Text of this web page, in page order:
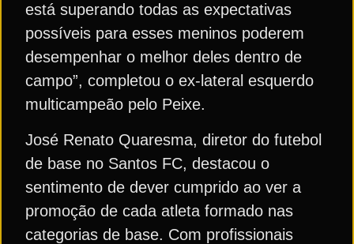
está superando todas as expectativas
possíveis para esses meninos poderem
desempenhar o melhor deles dentro de
campo”, completou o ex-lateral esquerdo
multicampeão pelo Peixe.
José Renato Quaresma, diretor do futebol
de base no Santos FC, destacou o
sentimento de dever cumprido ao ver a
promoção de cada atleta formado nas
categorias de base. Com profissionais